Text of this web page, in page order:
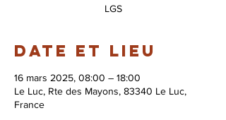
LGS
Date et lieu
16 mars 2025, 08:00 – 18:00
Le Luc, Rte des Mayons, 83340 Le Luc,
France